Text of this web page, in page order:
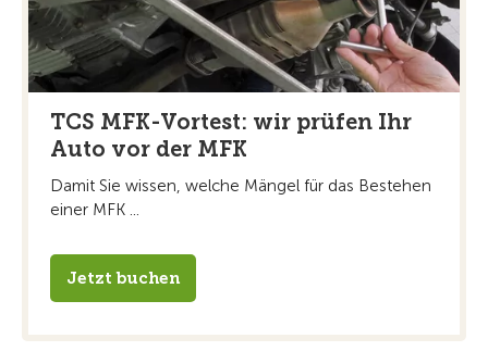
TCS MFK-Vortest: wir prüfen Ihr
Auto vor der MFK
Damit Sie wissen, welche Mängel für das Bestehen
einer MFK ...
Jetzt buchen